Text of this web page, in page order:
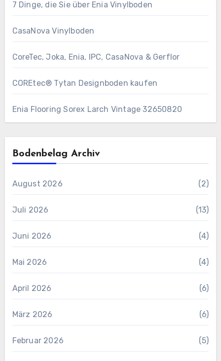
7 Dinge, die Sie über Enia Vinylboden
CasaNova Vinylboden
CoreTec, Joka, Enia, IPC, CasaNova & Gerflor
COREtec® Tytan Designboden kaufen
Enia Flooring Sorex ​Larch Vintage 32650820
Bodenbelag Archiv
August 2026 (2)
Juli 2026 (13)
Juni 2026 (4)
Mai 2026 (4)
April 2026 (6)
März 2026 (6)
Februar 2026 (5)